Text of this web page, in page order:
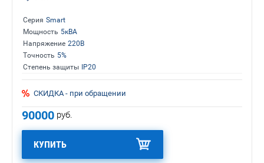
Серия Smart
Мощность 5кВА
Напряжение 220В
Точность 5%
Степень защиты IP20
СКИДКА - при обращении
90000 руб.
КУПИТЬ